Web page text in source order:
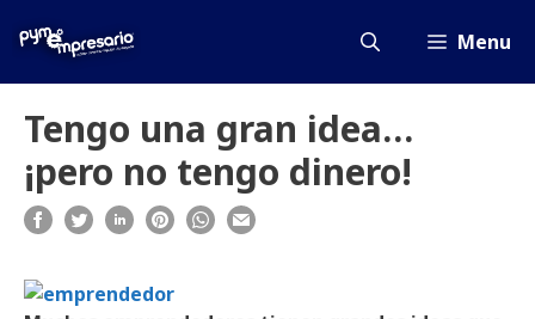
Menu
Tengo una gran idea…
¡pero no tengo dinero!